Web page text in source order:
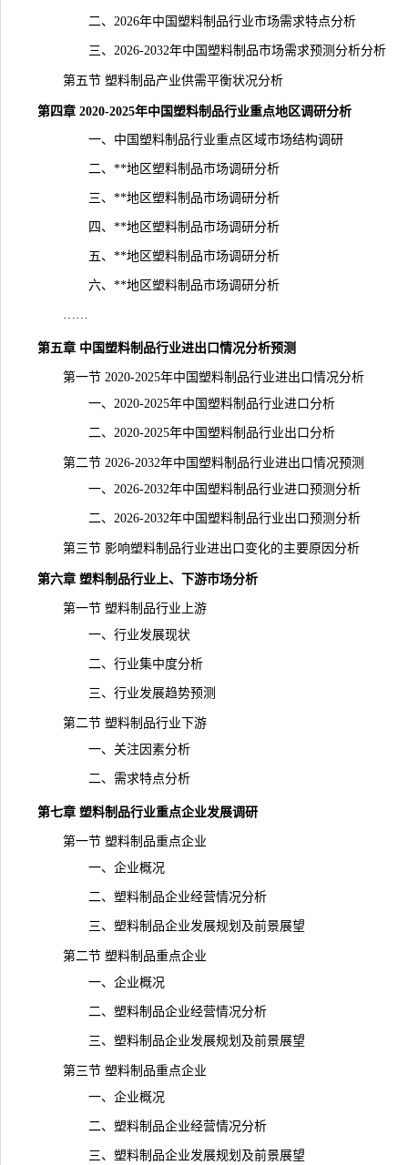
二、2026年中国塑料制品行业市场需求特点分析
三、2026-2032年中国塑料制品市场需求预测分析分析
第五节 塑料制品产业供需平衡状况分析
第四章 2020-2025年中国塑料制品行业重点地区调研分析
一、中国塑料制品行业重点区域市场结构调研
二、**地区塑料制品市场调研分析
三、**地区塑料制品市场调研分析
四、**地区塑料制品市场调研分析
五、**地区塑料制品市场调研分析
六、**地区塑料制品市场调研分析
……
第五章 中国塑料制品行业进出口情况分析预测
第一节 2020-2025年中国塑料制品行业进出口情况分析
一、2020-2025年中国塑料制品行业进口分析
二、2020-2025年中国塑料制品行业出口分析
第二节 2026-2032年中国塑料制品行业进出口情况预测
一、2026-2032年中国塑料制品行业进口预测分析
二、2026-2032年中国塑料制品行业出口预测分析
第三节 影响塑料制品行业进出口变化的主要原因分析
第六章 塑料制品行业上、下游市场分析
第一节 塑料制品行业上游
一、行业发展现状
二、行业集中度分析
三、行业发展趋势预测
第二节 塑料制品行业下游
一、关注因素分析
二、需求特点分析
第七章 塑料制品行业重点企业发展调研
第一节 塑料制品重点企业
一、企业概况
二、塑料制品企业经营情况分析
三、塑料制品企业发展规划及前景展望
第二节 塑料制品重点企业
一、企业概况
二、塑料制品企业经营情况分析
三、塑料制品企业发展规划及前景展望
第三节 塑料制品重点企业
一、企业概况
二、塑料制品企业经营情况分析
三、塑料制品企业发展规划及前景展望